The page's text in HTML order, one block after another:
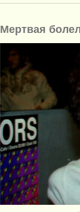
Мертвая